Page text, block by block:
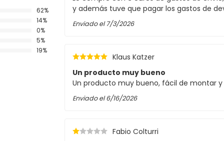
de 2,4 GHz que permite atenuar
GHz. Para el control a través del
WiFi 2,4 GHz. Esto ofrece opciones
Para el control se pueden utilizar los
rotativos tradicionales.
62%
14%
0%
5%
19%
y además tuve que pagar los gastos de
Enviado el7/3/2026
Klaus Katzer
Un producto muy bueno
Un producto muy bueno, fácil de montar y
Enviado el6/16/2026
Fabio Colturri